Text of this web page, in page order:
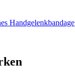
Handgelenkbandage